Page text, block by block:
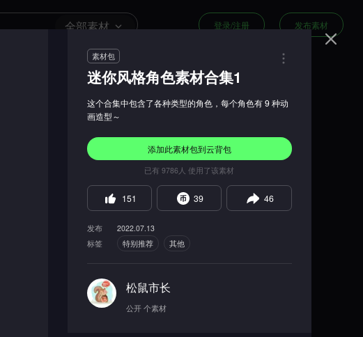
全部素材 登录/注册 发布素材
素材包
迷你风格角色素材合集1
这个合集中包含了各种类型的角色，每个角色有 9 种动
画造型～
添加此素材包到云背包
已有9786 人 使用了该素材
151 39 46
发布
2022.07.13
标签
特别推荐 其他
松鼠市长
公开 个素材